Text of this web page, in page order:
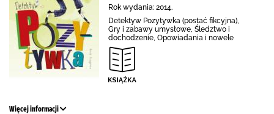
Rok wydania: 2014.
Detektyw Pozytywka (postać fikcyjna),
Gry i zabawy umysłowe, Śledztwo i
dochodzenie, Opowiadania i nowele
Więcej informacji